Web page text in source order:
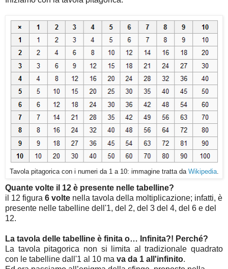
Tavola pitagorica con i numeri da 1 a 10: immagine tratta da Wikipedia.
Quante volte il 12 è presente nelle tabelline?
il 12 figura 6 volte nella tavola della moltiplicazione; infatti, è
presente nelle tabelline dell'1, del 2, del 3 del 4, del 6 e del
12.
La tavola delle tabelline è finita o… Infinita?! Perché?
La tavola pitagorica non si limita al tradizionale quadrato
con le tabelline dall'1 al 10 ma va da 1 all'infinito.